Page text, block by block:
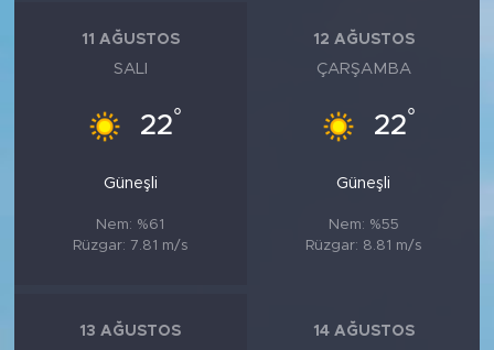
11 AĞUSTOS
SALI
22°
Güneşli
Nem: %61
Rüzgar: 7.81 m/s
12 AĞUSTOS
ÇARŞAMBA
22°
Güneşli
Nem: %55
Rüzgar: 8.81 m/s
13 AĞUSTOS 14 AĞUSTOS